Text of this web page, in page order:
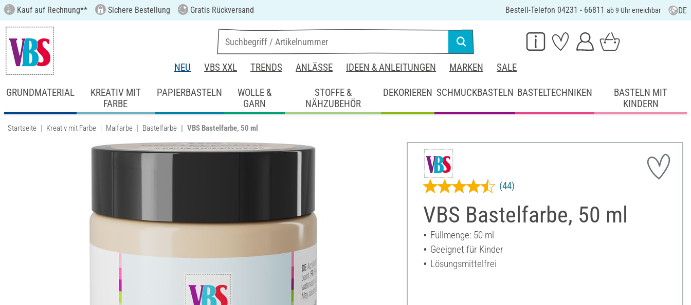
Kauf auf Rechnung** Sichere Bestellung Gratis Rückversand Bestell-Telefon 04231 - 66811 ab 9 Uhr erreichbar DE
NEU VBS XXL TRENDS ANLÄSSE IDEEN & ANLEITUNGEN MARKEN SALE
GRUNDMATERIAL
KREATIV MIT
FARBE
PAPIERBASTELN
WOLLE &
GARN
STOFFE &
NÄHZUBEHÖR
DEKORIEREN SCHMUCKBASTELN BASTELTECHNIKEN
BASTELN MIT
KINDERN
Startseite Kreativ mit Farbe Malfarbe Bastelfarbe VBS Bastelfarbe, 50 ml
VBS Bastelfarbe, 50 ml
(44)
Füllmenge: 50 ml
Geeignet für Kinder
Lösungsmittelfrei